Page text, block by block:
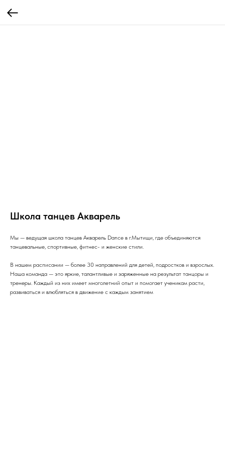
Школа танцев Акварель
Мы — ведущая школа танцев Акварель Dance в г.Мытищи, где объединяются
танцевальные, спортивные, фитнес- и женские стили.
В нашем расписании — более 30 направлений для детей, подростков и взрослых.
Наша команда — это яркие, талантливые и заряженные на результат танцоры и
тренеры. Каждый из них имеет многолетний опыт и помогает ученикам расти,
развиваться и влюбляться в движение с каждым занятием